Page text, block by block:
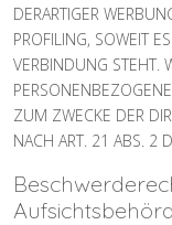
DERARTIGER
PROFILING, SOWEIT
VERBINDUNG STEHT.
ZUM ZWECKE DER
NACH ART. 21 ABS. 2